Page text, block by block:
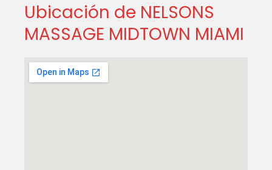
Ubicación de NELSONS
MASSAGE MIDTOWN MIAMI